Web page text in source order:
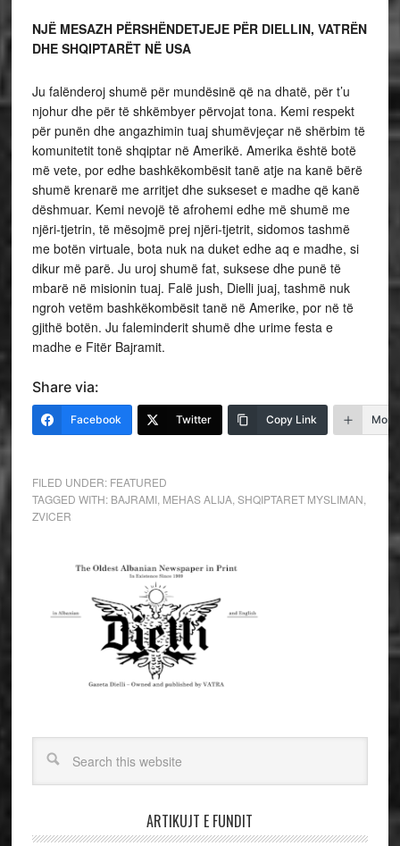
NJË MESAZH PËRSHËNDETJEJE PËR DIELLIN, VATRËN
DHE SHQIPTARËT NË USA
Ju falënderoj shumë për mundësinë që na dhatë, për t’u
njohur dhe për të shkëmbyer përvojat tona. Kemi respekt
për punën dhe angazhimin tuaj shumëvjeçar në shërbim të
komunitetit tonë shqiptar në Amerikë. Amerika është botë
më vete, por edhe bashkëkombësit tanë atje na kanë bërë
shumë krenarë me arritjet dhe sukseset e madhe që kanë
dëshmuar. Kemi nevojë të afrohemi edhe më shumë me
njëri-tjetrin, të mësojmë prej njëri-tjetrit, sidomos tashmë
me botën virtuale, bota nuk na duket edhe aq e madhe, si
dikur më parë. Ju uroj shumë fat, suksese dhe punë të
mbarë në misionin tuaj. Falë jush, Dielli juaj, tashmë nuk
ngroh vetëm bashkëkombësit tanë në Amerike, por në të
gjithë botën. Ju faleminderit shumë dhe urime festa e
madhe e Fitër Bajramit.
Share via:
Facebook Twitter Copy Link More
FILED UNDER: FEATURED
TAGGED WITH: BAJRAMI, MEHAS ALIJA, SHQIPTARET MYSLIMAN
ZVICER
ARTIKUJT E FUNDIT